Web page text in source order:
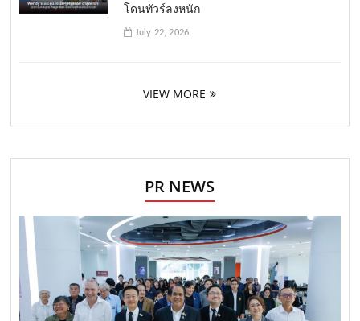
โดนทัวร์ลงหนัก
July 22, 2026
VIEW MORE
PR NEWS